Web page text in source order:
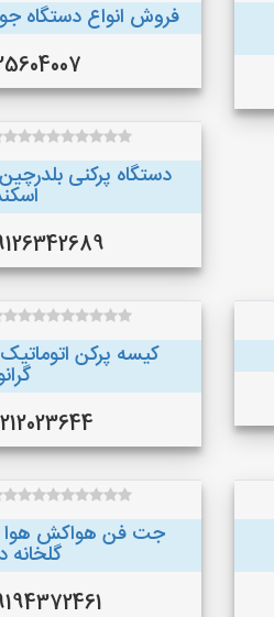
فروش انواع دستگاه
دستگاه پرکنی
09126342689
کیسه پرکن
09212023644
گلخانه
09194372461